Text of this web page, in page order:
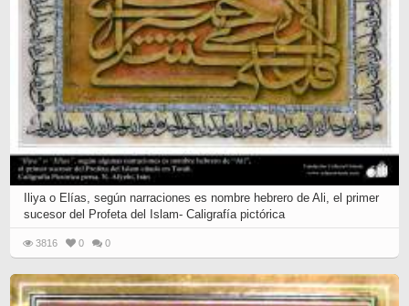
Iliya o Elías, según narraciones es nombre hebrero de Ali, el primer
sucesor del Profeta del Islam- Caligrafía pictórica
3816 0 0